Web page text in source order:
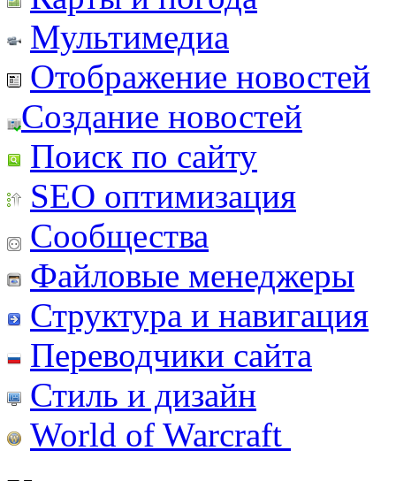
Мультимедиа
Отображение новостей
Создание новостей
Поиск по сайту
SEO оптимизация
Сообщества
Файловые менеджеры
Структура и навигация
Переводчики сайта
Стиль и дизайн
World of Warcraft